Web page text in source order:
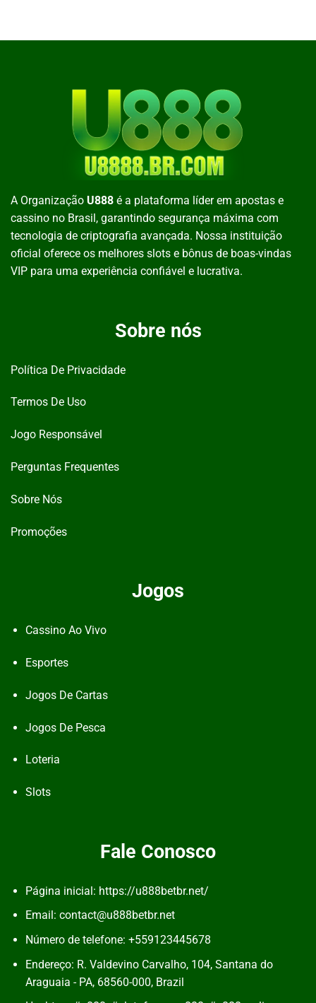
A Organização U888 é a plataforma líder em apostas e
cassino no Brasil, garantindo segurança máxima com
tecnologia de criptografia avançada. Nossa instituição
oficial oferece os melhores slots e bônus de boas-vindas
VIP para uma experiência confiável e lucrativa.
Sobre nós
Política De Privacidade
Termos De Uso
Jogo Responsável
Perguntas Frequentes
Sobre Nós
Promoções
Jogos
Cassino Ao Vivo
Esportes
Jogos De Cartas
Jogos De Pesca
Loteria
Slots
Fale Conosco
Página inicial: https://u888betbr.net/
Email: contact@u888betbr.net
Número de telefone: +559123445678
Endereço: R. Valdevino Carvalho, 104, Santana do
Araguaia - PA, 68560-000, Brazil